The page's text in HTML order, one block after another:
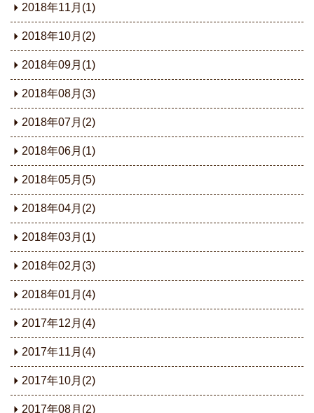
2018年11月(1)
2018年10月(2)
2018年09月(1)
2018年08月(3)
2018年07月(2)
2018年06月(1)
2018年05月(5)
2018年04月(2)
2018年03月(1)
2018年02月(3)
2018年01月(4)
2017年12月(4)
2017年11月(4)
2017年10月(2)
2017年08月(2)